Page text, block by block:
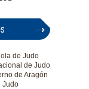
de Judo
de Judo
de Aragón
Judo